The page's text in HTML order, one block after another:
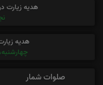
هدیه
هدیه
صلوات شمار